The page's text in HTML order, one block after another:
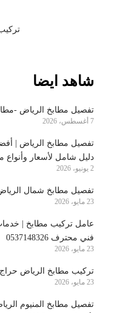
تركيب
شاهد ايضا
تفصيل مطابخ الرياض -
7 أغسطس، 2026
تفصيل مطابخ الرياض |
دليل شامل لأسعار وأنواع
2 يونيو، 2026
تفصيل مطابخ شمال الرياض
23 مايو، 2026
عامل تركيب مطابخ |
فني محترف 0537148326
23 مايو، 2026
تركيب مطابخ الرياض حراج 0537148326
23 مايو، 2026
تفصيل مطابخ المنيوم